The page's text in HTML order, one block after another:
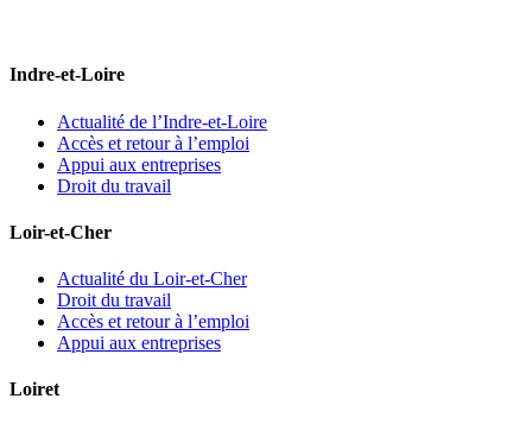
Indre-et-Loire
Actualité de l’Indre-et-Loire
Accès et retour à l’emploi
Appui aux entreprises
Droit du travail
Loir-et-Cher
Actualité du Loir-et-Cher
Droit du travail
Accès et retour à l’emploi
Appui aux entreprises
Loiret